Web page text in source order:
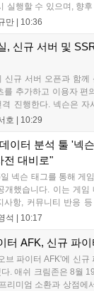
실행할 수 있으며, 향
임 실행 시 할인 쿠폰을
성해 창작자와 이용자
만 | 10:36
, 신규 서버 및
신규 서버 오픈과 함께
를 추가하고 이용자 편
격 진행한다. 넥슨은 자
실에 신규 서버
통해 어둠 속 서큐버
호 | 10:29
이터 분석 툴 '넥
전 대비로"
넥슨 태그를 통해 게
개했습니다. 이는 게
사항, 커뮤니티 반응
원인을 빠르게 파악
식을 사전 대비 체계로
석 | 10:17
터 AFK, 신규 파
브 파이터 AFK'에 신
. 애쉬 크림존은 8월
리미엄 소환과 상점에